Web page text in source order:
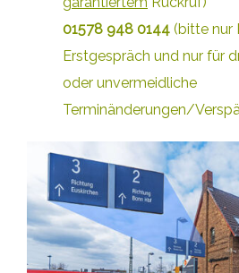
01578 948 0144 (bitte nur
Erstgespräch und nur für
oder unvermeidliche
Terminänderungen/